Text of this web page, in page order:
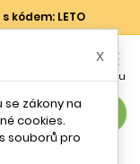
kódem: LETO

Menu
search
x
zákony na
cookies.
souborů pro